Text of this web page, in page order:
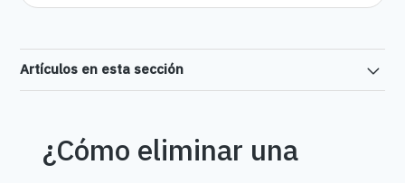
Artículos en esta sección
¿Cómo eliminar una